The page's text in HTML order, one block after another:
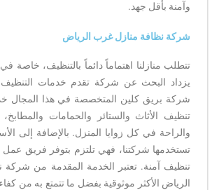
وآمنة بأقل جهد.
شركة نظافة منازل غرب الرياض
تتطلب منازلنا اهتماماً دائماً بالتنظيف،
يزداد البحث عن شركة تقدم خدمات التنظيف
شركة بريق كلين المتخصصة في هذا المجال
تنظيف الأثاث والستائر والحمامات
والراحة في كل زوايا المنزل. بالإضافة إلى
تستخدمها شركتنا، فهي تلتزم بتوفر فريق
تنظيف آمنة. تعتبر الخدمة المقدمة من شركة
الرياض الأكثر موثوقية بفضل ما تتمتع به من